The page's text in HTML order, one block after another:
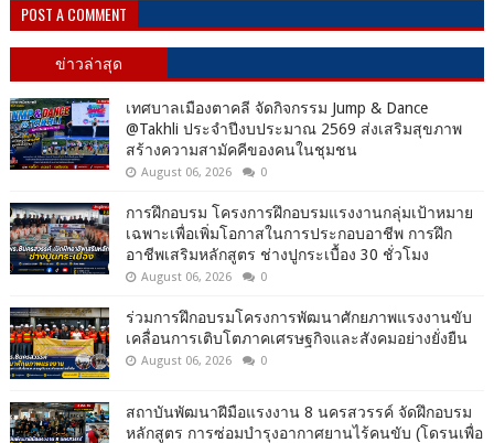
POST A COMMENT
ข่าวล่าสุด
เทศบาลเมืองตาคลี จัดกิจกรรม Jump & Dance
@Takhli ประจำปีงบประมาณ 2569 ส่งเสริมสุขภาพ
สร้างความสามัคคีของคนในชุมชน
August 06, 2026 0
การฝึกอบรม โครงการฝึกอบรมแรงงานกลุ่มเป้าหมาย
เฉพาะเพื่อเพิ่มโอกาสในการประกอบอาชีพ การฝึก
อาชีพเสริมหลักสูตร ช่างปูกระเบื้อง 30 ชั่วโมง
August 06, 2026 0
ร่วมการฝึกอบรมโครงการพัฒนาศักยภาพแรงงานขับ
เคลื่อนการเติบโตภาคเศรษฐกิจและสังคมอย่างยั่งยืน
August 06, 2026 0
สถาบันพัฒนาฝีมือแรงงาน 8 นครสวรรค์ จัดฝึกอบรม
หลักสูตร การซ่อมบำรุงอากาศยานไร้คนขับ (โดรนเพื่อ